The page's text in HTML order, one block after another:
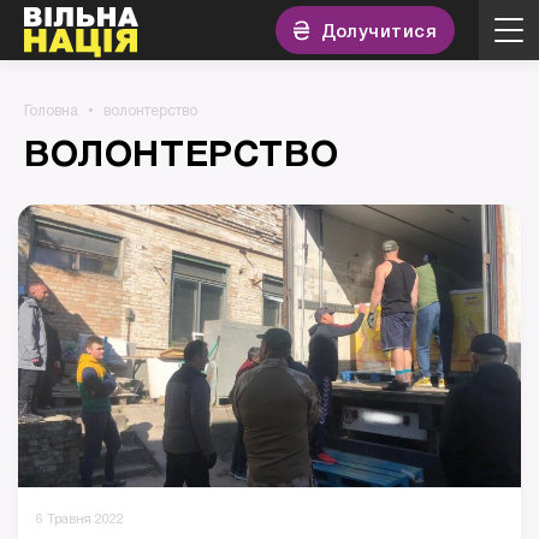
Долучитися
Головна волонтерство
ВОЛОНТЕРСТВО
6 Травня 2022